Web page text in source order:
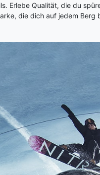
Erlebe Qualität, die du
die dich auf jedem Berg